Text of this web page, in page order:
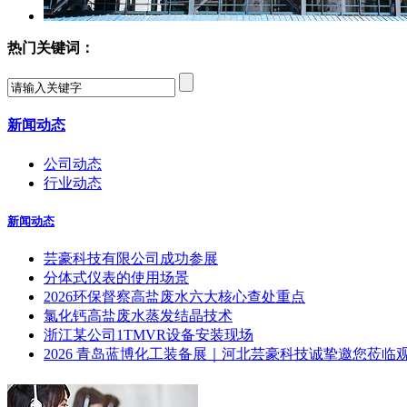
热门关键词：
新闻动态
公司动态
行业动态
新闻动态
芸豪科技有限公司成功参展
分体式仪表的使用场景
2026环保督察高盐废水六大核心查处重点
氯化钙高盐废水蒸发结晶技术
浙江某公司1TMVR设备安装现场
2026 青岛蓝博化工装备展｜河北芸豪科技诚挚邀您莅临